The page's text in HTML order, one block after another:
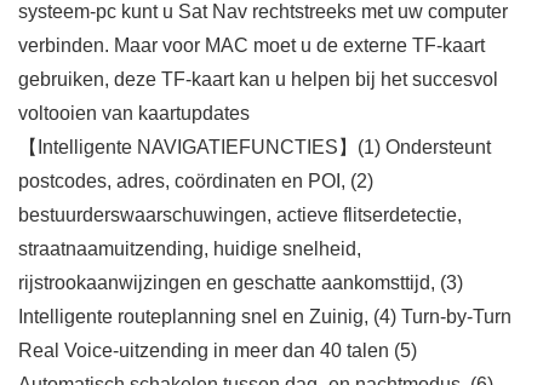
systeem-pc kunt u Sat Nav rechtstreeks met uw computer
verbinden. Maar voor MAC moet u de externe TF-kaart
gebruiken, deze TF-kaart kan u helpen bij het succesvol
voltooien van kaartupdates
【Intelligente NAVIGATIEFUNCTIES】(1) Ondersteunt
postcodes, adres, coördinaten en POI, (2)
bestuurderswaarschuwingen, actieve flitserdetectie,
straatnaamuitzending, huidige snelheid,
rijstrookaanwijzingen en geschatte aankomsttijd, (3)
Intelligente routeplanning snel en Zuinig, (4) Turn-by-Turn
Real Voice-uitzending in meer dan 40 talen (5)